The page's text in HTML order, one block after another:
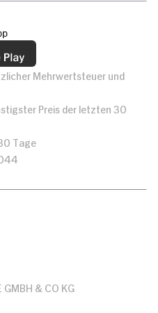
Mehrwertsteuer und
Preis der letzten 30
Tage
& CO KG